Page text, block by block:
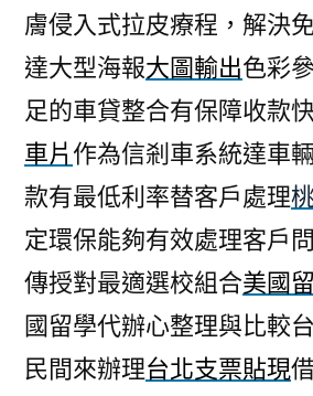
膚侵入式拉皮療程，解決
達大型海報大圖輸出色彩
足的車貸整合有保障收款
車片 作為信剎車系統達車
款有最低利率替客戶處理
定環保能夠有效處理客戶
傳授對最適選校組合美國
國留學代辦心整理與比較
民間來辦理台北支票貼現